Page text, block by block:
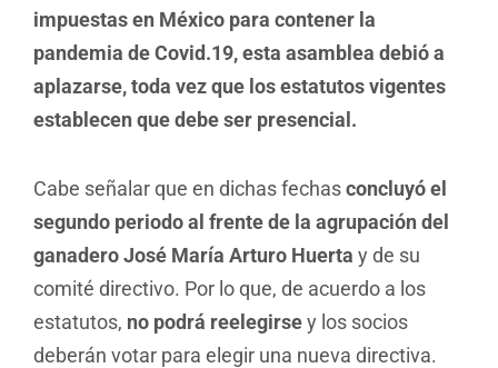
impuestas en México para contener la
pandemia de Covid.19, esta asamblea debió a
aplazarse, toda vez que los estatutos vigentes
establecen que debe ser presencial.
Cabe señalar que en dichas fechasconcluyó el
segundo periodo al frente de la agrupación del
ganadero José María Arturo Huerta y de su
comité directivo. Por lo que, de acuerdo a los
estatutos, no podrá reelegirsey los socios
deberán votar para elegir una nueva directiva.